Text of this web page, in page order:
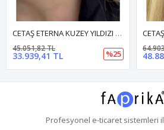
CETAŞ ETERNA KUZEY YILDIZI KÜPE
33.939,41 TL
45.051,82 TL
%25
Profesyonel e-ticaretsistemleri